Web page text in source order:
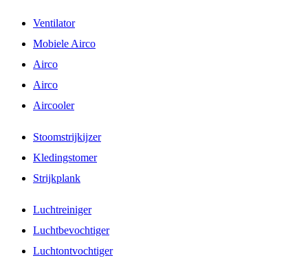
Ventilator
Mobiele Airco
Airco
Airco
Aircooler
Stoomstrijkijzer
Kledingstomer
Strijkplank
Luchtreiniger
Luchtbevochtiger
Luchtontvochtiger